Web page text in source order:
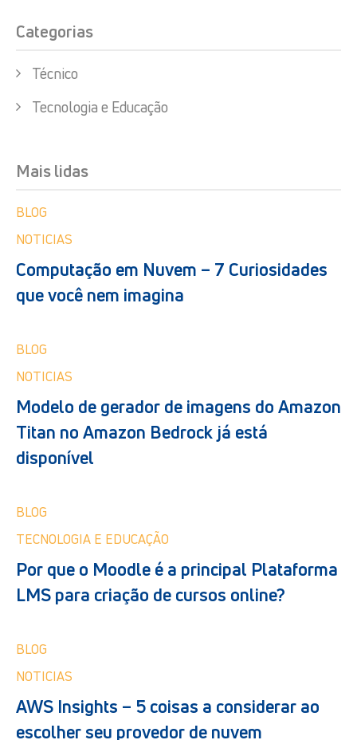
Categorias
Técnico
Tecnologia e Educação
Mais lidas
BLOG
NOTICIAS
Computação em Nuvem – 7 Curiosidades
que você nem imagina
BLOG
NOTICIAS
Modelo de gerador de imagens do Amazon
Titan no Amazon Bedrock já está
disponível
BLOG
TECNOLOGIA E EDUCAÇÃO
Por que o Moodle é a principal Plataforma
LMS para criação de cursos online?
BLOG
NOTICIAS
AWS Insights – 5 coisas a considerar ao
escolher seu provedor de nuvem